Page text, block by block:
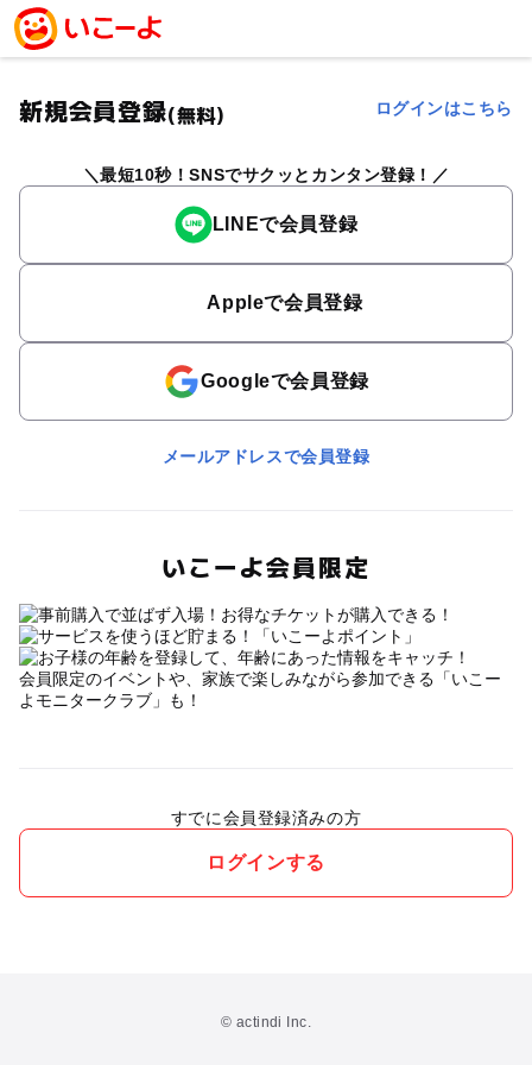
新規会員登録(無料) ログインはこちら
最短10秒！SNSでサクッとカンタン登録！
LINEで会員登録
Appleで会員登録
Googleで会員登録
メールアドレスで会員登録
いこーよ会員限定
会員限定のイベントや、家族で楽しみながら参加できる「いこー
よモニタークラブ」も！
すでに会員登録済みの方
ログインする
© actindi Inc.